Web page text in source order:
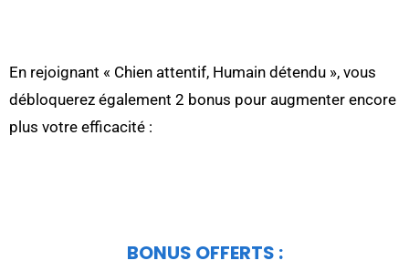
En rejoignant « Chien attentif, Humain détendu », vous
débloquerez également 2 bonus pour augmenter encore
plus votre efficacité :
BONUS OFFERTS :